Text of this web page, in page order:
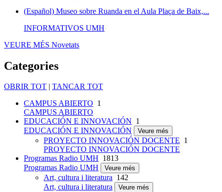
(Español) Museo sobre Ruanda en el Aula Plaça de Baix,...
INFORMATIVOS UMH
VEURE MÉS Novetats
Categories
OBRIR TOT | TANCAR TOT
CAMPUS ABIERTO 1
CAMPUS ABIERTO
EDUCACIÓN E INNOVACIÓN 1
EDUCACIÓN E INNOVACIÓN
Veure més
PROYECTO INNOVACIÓN DOCENTE 1
PROYECTO INNOVACIÓN DOCENTE
Programas Radio UMH 1813
Programas Radio UMH
Veure més
Art, cultura i literatura 142
Art, cultura i literatura
Veure més